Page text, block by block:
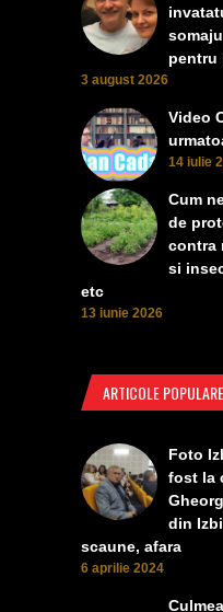
pentru
3 august 2026
Video
14 iulie
Cum
de
contra
si
etc
13 iunie 2026
ARTICOLE POPULARE
Foto
fost la
din
scaune, afara
6 aprilie 2024